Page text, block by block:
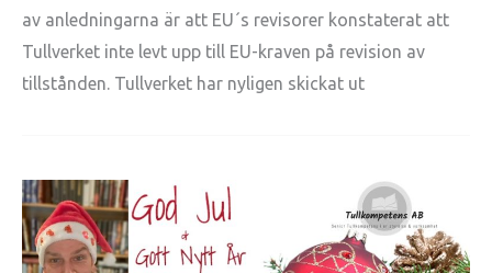
av anledningarna är att EU´s revisorer konstaterat att
Tullverket inte levt upp till EU-kraven på revision av
tillstånden. Tullverket har nyligen skickat ut